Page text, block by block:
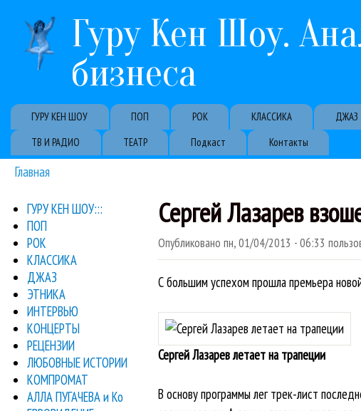
Гуру Кен Шоу.
бизнеса
Primary links
ГУРУ КЕН ШОУ ПОП РОК КЛАССИКА ДЖАЗ
ТВ И РАДИО
ТЕАТР Подкаст Контакты
Вы здесь
Главная
Сергей Лазарев
Опубликовано пн, 01/04/2013 - 06:33
С большим успехом прошла премьера
Сергей Лазарев летает на трапеции
В основу программы лег трек-лист
ГУРУ КЕН ШОУ:::
ПОП
РОК
КЛАССИКА
ДЖАЗ
ЭТНИКА
ИНТЕРВЬЮ
КОНЦЕРТЫ
РЕЦЕНЗИИ
ЛЮБОВНЫЕ ИСТОРИИ
КОМПРОМАТ
АЛЛА ПУГАЧЕВА и Ко